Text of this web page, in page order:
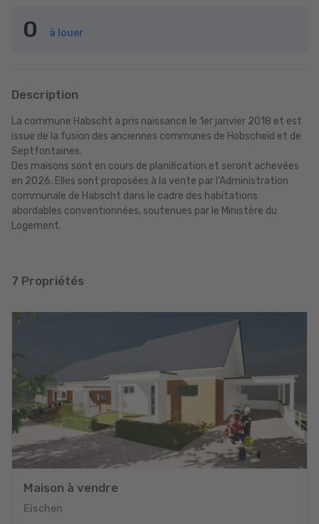
0 à louer
Description
La commune Habscht a pris naissance le 1er janvier 2018 et est
issue de la fusion des anciennes communes de Hobscheid et de
Septfontaines.
Des maisons sont en cours de planification et seront achevées
en 2026. Elles sont proposées à la vente par l’Administration
communale de Habscht dans le cadre des habitations
abordables conventionnées, soutenues par le Ministère du
Logement.
7 Propriétés
Maison à vendre
Eischen